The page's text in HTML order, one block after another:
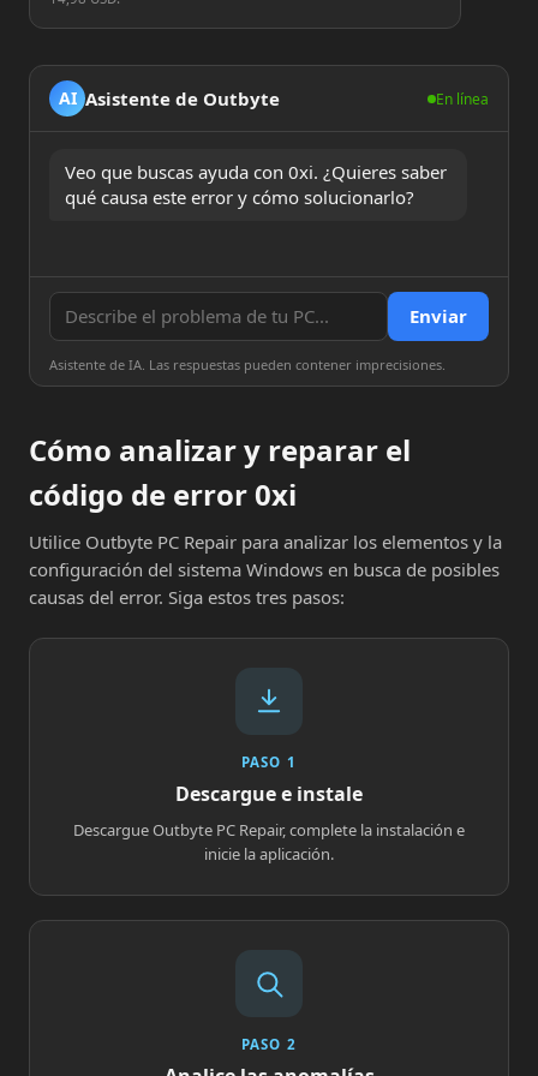
AI Asistente de Outbyte En línea
Veo que buscas ayuda con 0xi. ¿Quieres saber
qué causa este error y cómo solucionarlo?
Enviar
Asistente de IA. Las respuestas pueden contener imprecisiones.
Cómo analizar y reparar el
código de error 0xi
Utilice Outbyte PC Repair para analizar los elementos y la
configuración del sistema Windows en busca de posibles
causas del error. Siga estos tres pasos:
PASO 1
Descargue e instale
Descargue Outbyte PC Repair, complete la instalación e
inicie la aplicación.
PASO 2